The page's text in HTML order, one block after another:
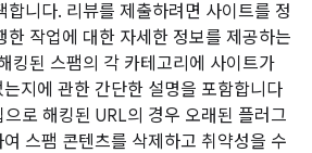
합니다. 리뷰를 제출하려면 사이트를 정
한 작업에 대한 자세한 정보를 제공하는
킹된 스팸의 각 카테고리에 사이트가
지에 관한 간단한 설명을 포함합니다
로 해킹된 URL의 경우 오래된 플러그
스팸 콘텐츠를 삭제하고 취약성을 수